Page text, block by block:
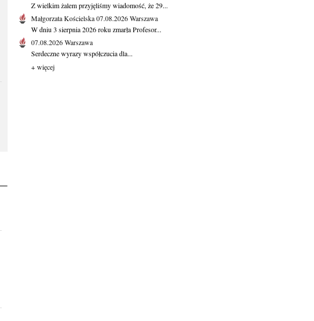
Z wielkim żalem przyjęliśmy wiadomość, że 29...
Małgorzata Kościelska07.08.2026Warszawa
W dniu 3 sierpnia 2026 roku zmarła Profesor...
07.08.2026Warszawa
Serdeczne wyrazy współczucia dla...
+ więcej